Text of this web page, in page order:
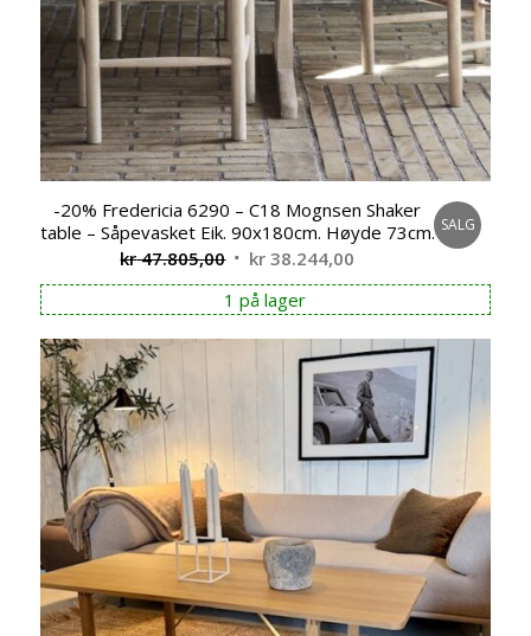
-20% Fredericia 6290 – C18 Mognsen Shaker
table – Såpevasket Eik. 90x180cm. Høyde 73cm.
kr47.805,00 Opprinnelig
pris
var:
kr 47.805,00.
kr 38.244,00 Nåværende
pris
er:
kr 38.244,00.
SALG
1 på lager